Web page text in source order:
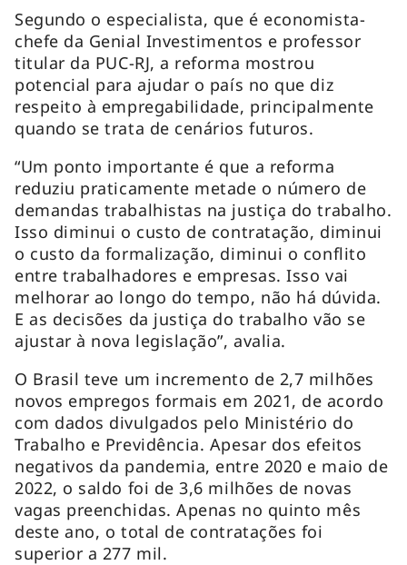
Segundo o especialista, que é economista-
chefe da Genial Investimentos e professor
titular da PUC-RJ, a reforma mostrou
potencial para ajudar o país no que diz
respeito à empregabilidade, principalmente
quando se trata de cenários futuros.
“Um ponto importante é que a reforma
reduziu praticamente metade o número de
demandas trabalhistas na justiça do trabalho.
Isso diminui o custo de contratação, diminui
o custo da formalização, diminui o conflito
entre trabalhadores e empresas. Isso vai
melhorar ao longo do tempo, não há dúvida.
E as decisões da justiça do trabalho vão se
ajustar à nova legislação”, avalia.
O Brasil teve um incremento de 2,7 milhões
novos empregos formais em 2021, de acordo
com dados divulgados pelo Ministério do
Trabalho e Previdência. Apesar dos efeitos
negativos da pandemia, entre 2020 e maio de
2022, o saldo foi de 3,6 milhões de novas
vagas preenchidas. Apenas no quinto mês
deste ano, o total de contratações foi
superior a 277 mil.